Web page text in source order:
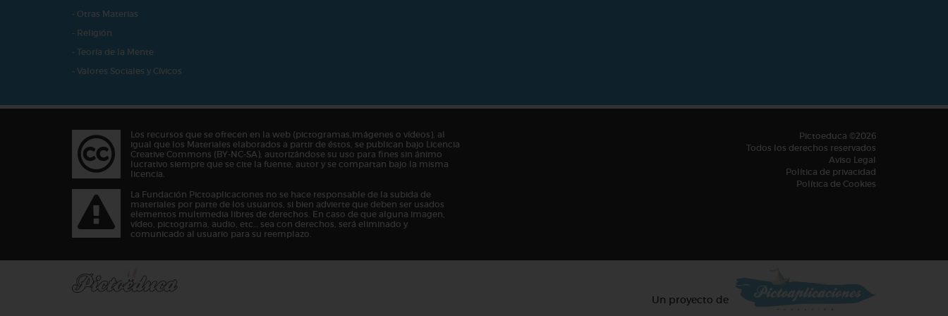
- Otras Materias
- Religión
- Teoría de la Mente
- Valores Sociales y Cívicos
Los recursos que se ofrecen en la web (pictogramas,imágenes o vídeos), al
igual que los Materiales elaborados a partir de éstos, se publican bajo Licencia
Creative Commons (BY-NC-SA), autorizándose su uso para fines sin ánimo
lucrativo siempre que se cite la fuente, autor y se compartan bajo la misma
licencia.
La Fundación Pictoaplicaciones no se hace responsable de la subida de
materiales por parte de los usuarios, si bien advierte que deben ser usados
elementos multimedia libres de derechos. En caso de que alguna imagen,
vídeo, pictograma, audio, etc… sea con derechos, será eliminado y
comunicado al usuario para su reemplazo.
Pictoeduca ©2026
Todos los derechos reservados
Aviso Legal
Política de privacidad
Política de Cookies
Un proyecto de